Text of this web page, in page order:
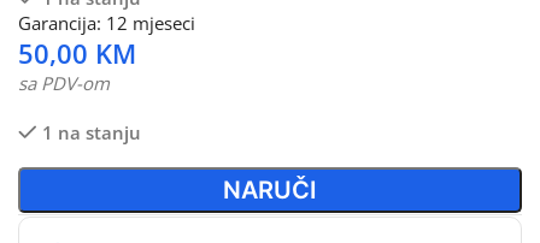
Garancija: 12 mjeseci
50,00 KM
sa PDV-om
1 na stanju
NARUČI